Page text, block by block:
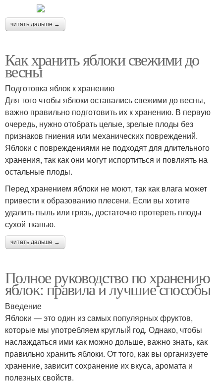
читать дальше →
Как хранить яблоки свежими до
весны
Подготовка яблок к хранению
Для того чтобы яблоки оставались свежими до весны,
важно правильно подготовить их к хранению. В первую
очередь, нужно отобрать целые, зрелые плоды без
признаков гниения или механических повреждений.
Яблоки с повреждениями не подходят для длительного
хранения, так как они могут испортиться и повлиять на
остальные плоды.
Перед хранением яблоки не моют, так как влага может
привести к образованию плесени. Если вы хотите
удалить пыль или грязь, достаточно протереть плоды
сухой тканью.
читать дальше →
Полное руководство по хранению
яблок: правила и лучшие способы
Введение
Яблоки — это один из самых популярных фруктов,
которые мы употребляем круглый год. Однако, чтобы
наслаждаться ими как можно дольше, важно знать, как
правильно хранить яблоки. От того, как вы организуете
хранение, зависит сохранение их вкуса, аромата и
полезных свойств.